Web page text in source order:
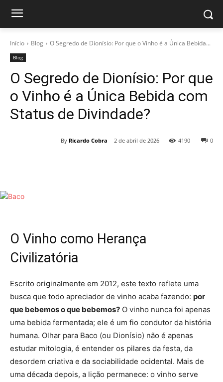
Início Blog O Segredo de Dionísio: Por que o Vinho é a Única Bebida...
Blog
O Segredo de Dionísio: Por que
o Vinho é a Única Bebida com
Status de Divindade?
By Ricardo Cobra 2 de abril de 2026 0
4190
O Vinho como Herança
Civilizatória
Escrito originalmente em 2012, este texto reflete uma
busca que todo apreciador de vinho acaba fazendo: por
que bebemos o que bebemos? O vinho nunca foi apenas
uma bebida fermentada; ele é um fio condutor da história
humana. Olhar para Baco (ou Dionísio) não é apenas
estudar mitologia, é entender os pilares da festa, da
desordem criativa e da sociabilidade ocidental. Mais de
uma década depois, a lição permanece: o vinho serve